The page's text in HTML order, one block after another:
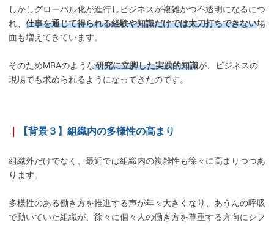
しかしグローバル化が進行しビジネスが複雑かつ不透明になるにつ
れ、 仕事を通じて得られる経験や知識だけでは太刀打ちできない場
面も増えてきています。
そのためMBAのような研究に立脚した実践的知識が、ビジネスの
現場でも求められるようになってきたのです。
｜ 【背景３】組織内の多様性の高まり
組織外だけでなく、最近では組織内の複雑性も徐々に高まりつつあ
ります。
多様性のある働き方を推進する声が年々大きくなり、あうんの呼吸
で動いていた組織が、徐々に個々人の働き方を尊重する方向にシフ